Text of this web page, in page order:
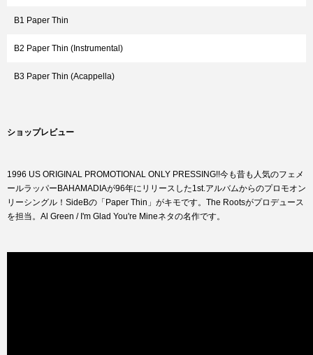
B1 Paper Thin
B2 Paper Thin (Instrumental)
B3 Paper Thin (Acappella)
ショップレビュー
1996 US ORIGINAL PROMOTIONAL ONLY PRESSING!!今も昔も人気のフェメ
ールラッパーBAHAMADIAが96年にリリースした1st.アルバムからのプロモオン
リーシングル！SideBの「Paper Thin」がキモです。The Rootsがプロデュース
を担当。Al Green / I'm Glad You're Mineネタの名作です。